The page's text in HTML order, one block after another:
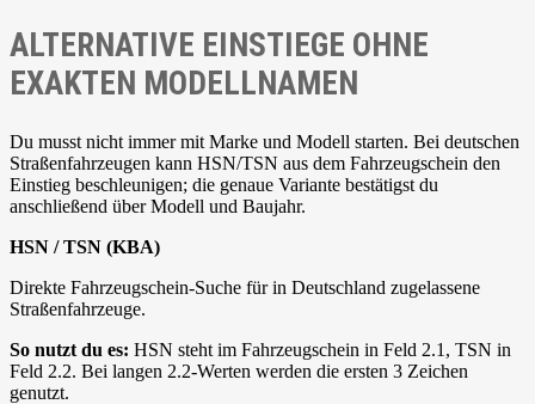
ALTERNATIVE EINSTIEGE OHNE
EXAKTEN MODELLNAMEN
Du musst nicht immer mit Marke und Modell starten. Bei deutschen
Straßenfahrzeugen kann HSN/TSN aus dem Fahrzeugschein den
Einstieg beschleunigen; die genaue Variante bestätigst du
anschließend über Modell und Baujahr.
HSN / TSN (KBA)
Direkte Fahrzeugschein-Suche für in Deutschland zugelassene
Straßenfahrzeuge.
So nutzt du es: HSN steht im Fahrzeugschein in Feld 2.1, TSN in
Feld 2.2. Bei langen 2.2-Werten werden die ersten 3 Zeichen
genutzt.